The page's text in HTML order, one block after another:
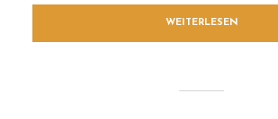
WEITERLESEN